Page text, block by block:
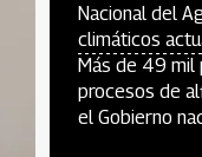
Nacional del
climáticos
Más de 49 mil
procesos de
el Gobierno